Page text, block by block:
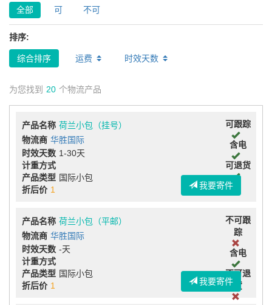
全部 可 不可
排序:
综合排序 运费 时效天数
为您找到 20 个物流产品
产品名称 荷兰小包（挂号）
物流商 华胜国际
时效天数 1-30天
计重方式
产品类型 国际小包
可跟踪
含电
可退货
折后价 1 我要寄件
产品名称 荷兰小包（平邮）
物流商 华胜国际
时效天数 -天
计重方式
产品类型 国际小包
不可跟
踪
含电
不可退
货
折后价 1 我要寄件